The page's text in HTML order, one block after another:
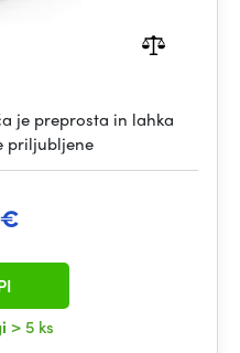
je preprosta in lahka
priljubljene
> 5 ks